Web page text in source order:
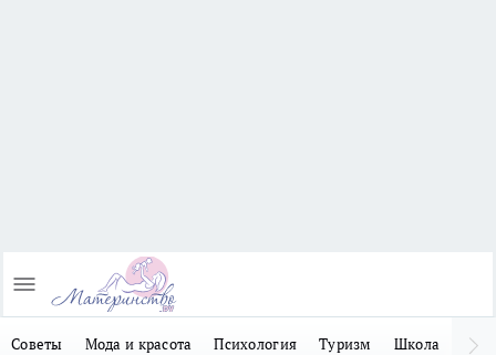
Советы Мода и красота Психология Туризм Школа